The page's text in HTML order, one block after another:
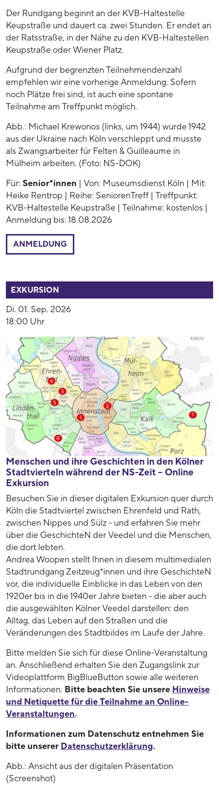
Der Rundgang beginnt an der KVB-Haltestelle
Keupstraße und dauert ca. zwei Stunden. Er endet an
der Ratsstraße, in der Nähe zu den KVB-Haltestellen
Keupstraße oder Wiener Platz.
Aufgrund der begrenzten Teilnehmendenzahl
empfehlen wir eine vorherige Anmeldung. Sofern
noch Plätze frei sind, ist auch eine spontane
Teilnahme am Treffpunkt möglich.
Abb.: Michael Krewonos (links, um 1944) wurde 1942
aus der Ukraine nach Köln verschleppt und musste
als Zwangsarbeiter für Felten & Guilleaume in
Mülheim arbeiten. (Foto: NS-DOK)
Für: Senior*innen | Von: Museumsdienst Köln | Mit:
Heike Rentrop | Reihe: SeniorenTreff | Treffpunkt:
KVB-Haltestelle Keupstraße | Teilnahme: kostenlos |
Anmeldung bis: 18.08.2026
ANMELDUNG
EXKURSION
Di. 01. Sep. 2026
18:00 Uhr
Menschen und ihre Geschichten in den Kölner
Stadtvierteln während der NS-Zeit – Online
Exkursion
Besuchen Sie in dieser digitalen Exkursion quer durch
Köln die Stadtviertel zwischen Ehrenfeld und Rath,
zwischen Nippes und Sülz - und erfahren Sie mehr
über die GeschichteN der Veedel und die Menschen,
die dort lebten.
Andrea Woopen stellt Ihnen in diesem multimedialen
Stadtrundgang Zeitzeug*innen und ihre GeschichteN
vor, die individuelle Einblicke in das Leben von den
1920er bis in die 1940er Jahre bieten - die aber auch
die ausgewählten Kölner Veedel darstellen: den
Alltag, das Leben auf den Straßen und die
Veränderungen des Stadtbildes im Laufe der Jahre.
Bitte melden Sie sich für diese Online-Veranstaltung
an. Anschließend erhalten Sie den Zugangslink zur
Videoplattform BigBlueButton sowie alle weiteren
Informationen. Bitte beachten Sie unsere Hinweise
und Netiquette für die Teilnahme an Online-
Veranstaltungen.
Informationen zum Datenschutz entnehmen Sie
bitte unserer Datenschutzerklärung.
Abb.: Ansicht aus der digitalen Präsentation
(Screenshot)